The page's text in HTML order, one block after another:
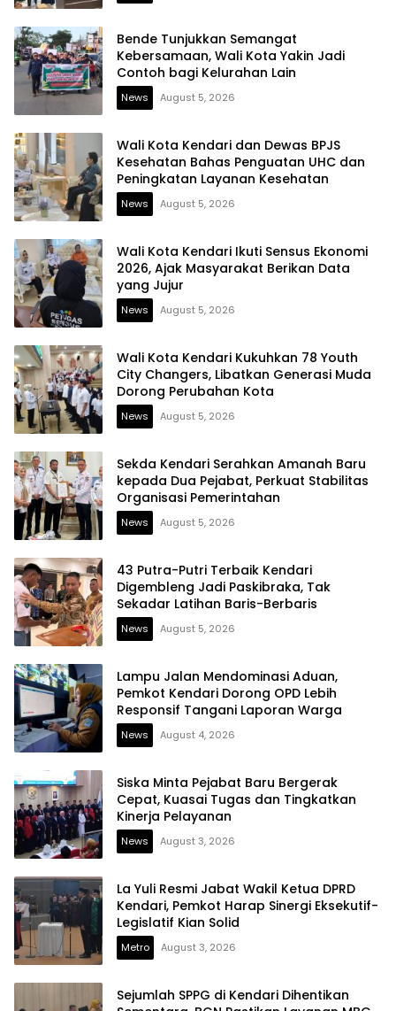
Bende Tunjukkan Semangat
Kebersamaan, Wali Kota Yakin Jadi
Contoh bagi Kelurahan Lain
News August 5, 2026
Wali Kota Kendari dan Dewas BPJS
Kesehatan Bahas Penguatan UHC dan
Peningkatan Layanan Kesehatan
News August 5, 2026
Wali Kota Kendari Ikuti Sensus Ekonomi
2026, Ajak Masyarakat Berikan Data
yang Jujur
News August 5, 2026
Wali Kota Kendari Kukuhkan 78 Youth
City Changers, Libatkan Generasi Muda
Dorong Perubahan Kota
News August 5, 2026
Sekda Kendari Serahkan Amanah Baru
kepada Dua Pejabat, Perkuat Stabilitas
Organisasi Pemerintahan
News August 5, 2026
43 Putra-Putri Terbaik Kendari
Digembleng Jadi Paskibraka, Tak
Sekadar Latihan Baris-Berbaris
News August 5, 2026
Lampu Jalan Mendominasi Aduan,
Pemkot Kendari Dorong OPD Lebih
Responsif Tangani Laporan Warga
News August 4, 2026
Siska Minta Pejabat Baru Bergerak
Cepat, Kuasai Tugas dan Tingkatkan
Kinerja Pelayanan
News August 3, 2026
La Yuli Resmi Jabat Wakil Ketua DPRD
Kendari, Pemkot Harap Sinergi Eksekutif-
Legislatif Kian Solid
Metro August 3, 2026
Sejumlah SPPG di Kendari Dihentikan